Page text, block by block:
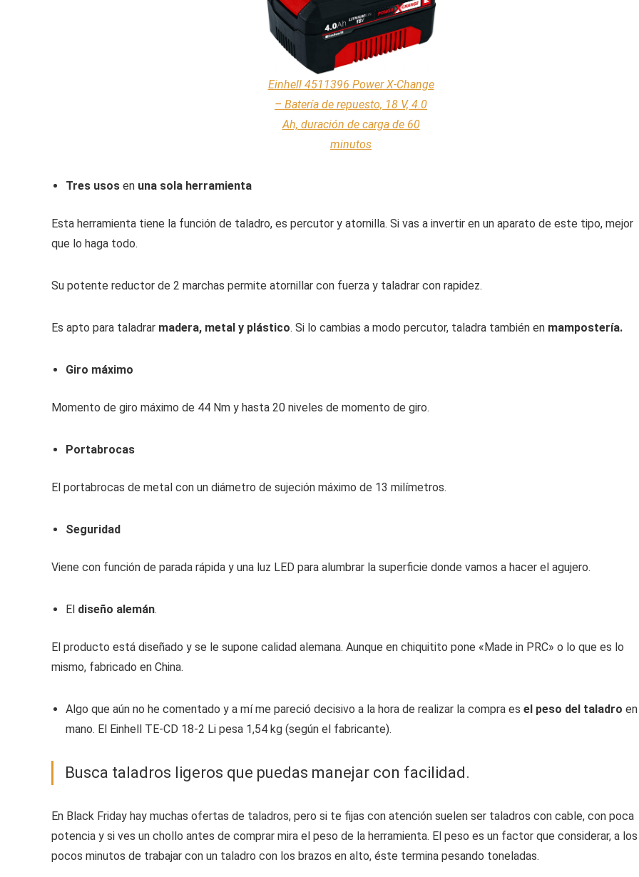
Einhell 4511396 Power X-Change
– Batería de repuesto, 18 V, 4.0
Ah, duración de carga de 60
minutos
Tres usos en una sola herramienta
Esta herramienta tiene la función de taladro, es percutor y atornilla. Si vas a invertir en un aparato de este tipo, mejor
que lo haga todo.
Su potente reductor de 2 marchas permite atornillar con fuerza y taladrar con rapidez.
Es apto para taladrar madera, metal y plástico. Si lo cambias a modo percutor, taladra también en mampostería.
Giro máximo
Momento de giro máximo de 44 Nm y hasta 20 niveles de momento de giro.
Portabrocas
El portabrocas de metal con un diámetro de sujeción máximo de 13 milímetros.
Seguridad
Viene con función de parada rápida y una luz LED para alumbrar la superficie donde vamos a hacer el agujero.
El diseño alemán.
El producto está diseñado y se le supone calidad alemana. Aunque en chiquitito pone «Made in PRC» o lo que es lo
mismo, fabricado en China.
Algo que aún no he comentado y a mí me pareció decisivo a la hora de realizar la compra es el peso del taladro en
mano. El Einhell TE-CD 18-2 Li pesa 1,54 kg (según el fabricante).
Busca taladros ligeros que puedas manejar con facilidad.
En Black Friday hay muchas ofertas de taladros, pero si te fijas con atención suelen ser taladros con cable, con poca
potencia y si ves un chollo antes de comprar mira el peso de la herramienta. El peso es un factor que considerar, a los
pocos minutos de trabajar con un taladro con los brazos en alto, éste termina pesando toneladas.